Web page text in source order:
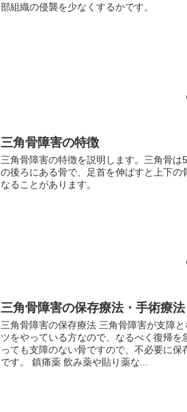
部組織の侵襲を少なくするかです。
三角骨障害の特徴
三角骨障害の特徴を説明します。三角骨は
の後ろにある骨で、足首を伸ばすと上下の
なることがあります。
三角骨障害の保存療法・手術療法
三角骨障害の保存療法 三角骨障害が支障
ツをやっている方なので、なるべく復帰を
っても支障のない骨ですので、不必要に
です。 鎮痛薬 飲み薬や貼り薬な...